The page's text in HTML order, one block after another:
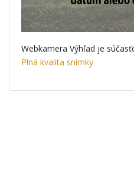
Webkamera Výhľad je
Plná kvalita snímky